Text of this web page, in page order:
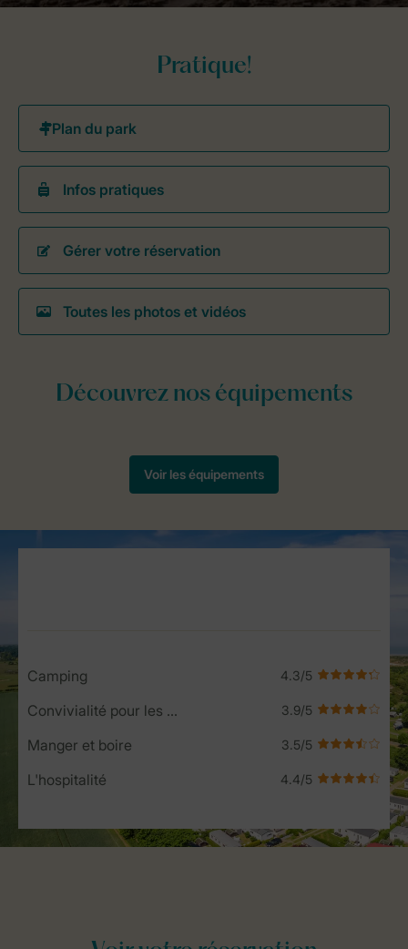
Pratique!
Infos pratiques
Gérer votre réservation
Toutes les photos et vidéos
Camping
Convivialité pour les enfants
Manger et boire
L'hospitalité